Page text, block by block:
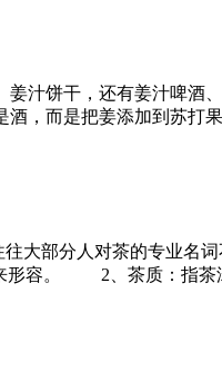
汁饼干，还有姜汁啤
酒，而是把姜添加到
分人对茶的专业名词
形容。 2、茶质：指茶